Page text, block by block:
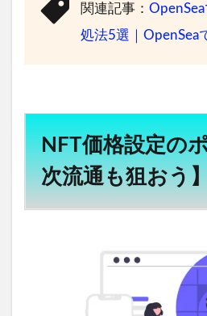
関連記事：
処法5選｜OpenSea
NFT価格設定の
次流通も狙おう